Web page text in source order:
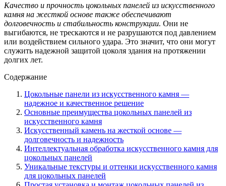
Качество и прочность цокольных панелей из искусственного
камня на жесткой основе также обеспечивают
долговечность и стабильность конструкции. Они не
выгибаются, не трескаются и не разрушаются под давлением
или воздействием сильного удара. Это значит, что они могут
служить надежной защитой цоколя здания на протяжении
долгих лет.
Содержание
Цокольные панели из искусственного камня —
надежное и качественное решение
Основные преимущества цокольных панелей из
искусственного камня
Искусственный камень на жесткой основе —
долговечность и надежность
Интеллектуальная обработка искусственного камня для
цокольных панелей
Уникальные текстуры и оттенки искусственного камня
для цокольных панелей